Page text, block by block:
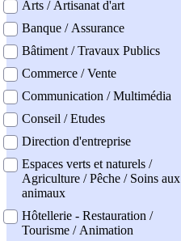
Arts / Artisanat d'art
Banque / Assurance
Bâtiment / Travaux Publics
Commerce / Vente
Communication / Multimédia
Conseil / Etudes
Direction d'entreprise
Espaces verts et naturels /
Agriculture / Pêche / Soins aux
animaux
Hôtellerie - Restauration /
Tourisme / Animation